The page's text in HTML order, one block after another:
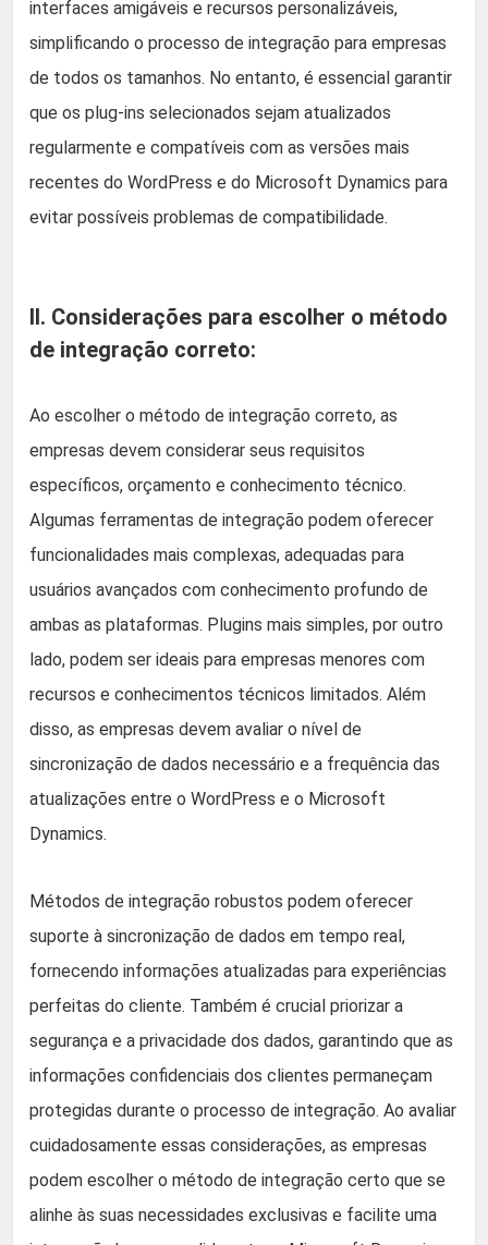
interfaces amigáveis e recursos personalizáveis,
simplificando o processo de integração para empresas
de todos os tamanhos. No entanto, é essencial garantir
que os plug-ins selecionados sejam atualizados
regularmente e compatíveis com as versões mais
recentes do WordPress e do Microsoft Dynamics para
evitar possíveis problemas de compatibilidade.
II. Considerações para escolher o método
de integração correto:
Ao escolher o método de integração correto, as
empresas devem considerar seus requisitos
específicos, orçamento e conhecimento técnico.
Algumas ferramentas de integração podem oferecer
funcionalidades mais complexas, adequadas para
usuários avançados com conhecimento profundo de
ambas as plataformas. Plugins mais simples, por outro
lado, podem ser ideais para empresas menores com
recursos e conhecimentos técnicos limitados. Além
disso, as empresas devem avaliar o nível de
sincronização de dados necessário e a frequência das
atualizações entre o WordPress e o Microsoft
Dynamics.
Métodos de integração robustos podem oferecer
suporte à sincronização de dados em tempo real,
fornecendo informações atualizadas para experiências
perfeitas do cliente. Também é crucial priorizar a
segurança e a privacidade dos dados, garantindo que as
informações confidenciais dos clientes permaneçam
protegidas durante o processo de integração. Ao avaliar
cuidadosamente essas considerações, as empresas
podem escolher o método de integração certo que se
alinhe às suas necessidades exclusivas e facilite uma